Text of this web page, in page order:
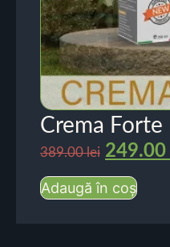
Crema Forte
389.00lei 249.00
Adaugă în coș